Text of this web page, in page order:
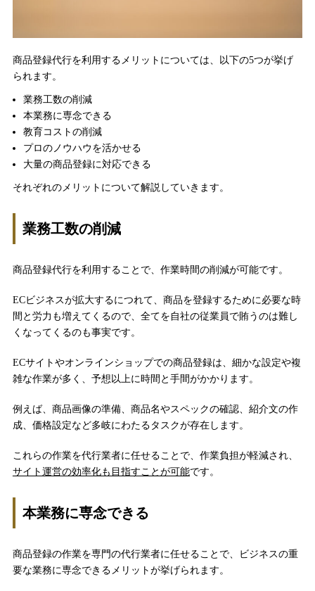
商品登録代行を利用するメリットについては、以下の5つが挙げ
られます。
業務工数の削減
本業務に専念できる
教育コストの削減
プロのノウハウを活かせる
大量の商品登録に対応できる
それぞれのメリットについて解説していきます。
業務工数の削減
商品登録代行を利用することで、作業時間の削減が可能です。
ECビジネスが拡大するにつれて、商品を登録するために必要な時
間と労力も増えてくるので、全てを自社の従業員で賄うのは難し
くなってくるのも事実です。
ECサイトやオンラインショップでの商品登録は、細かな設定や複
雑な作業が多く、予想以上に時間と手間がかかります。
例えば、商品画像の準備、商品名やスペックの確認、紹介文の作
成、価格設定など多岐にわたるタスクが存在します。
これらの作業を代行業者に任せることで、作業負担が軽減され、
サイト運営の効率化も目指すことが可能です。
本業務に専念できる
商品登録の作業を専門の代行業者に任せることで、ビジネスの重
要な業務に専念できるメリットが挙げられます。